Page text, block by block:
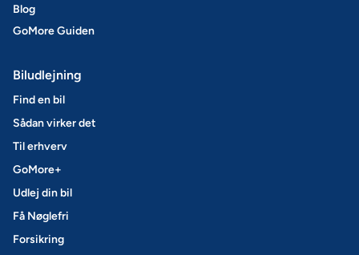
Blog
GoMore Guiden
Biludlejning
Find en bil
Sådan virker det
Til erhverv
GoMore+
Udlej din bil
Få Nøglefri
Forsikring